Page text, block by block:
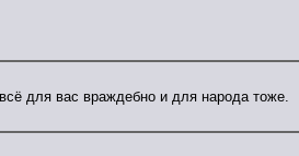
для вас враждебно и для народа тоже.